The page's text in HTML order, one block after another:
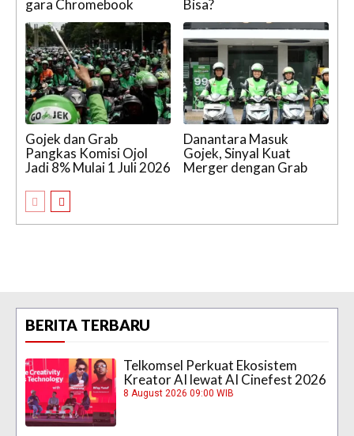
gara Chromebook
Bisa?
Gojek dan Grab
Pangkas Komisi Ojol
Jadi 8% Mulai 1 Juli 2026
Danantara Masuk
Gojek, Sinyal Kuat
Merger dengan Grab
BERITA TERBARU
Telkomsel Perkuat Ekosistem
Kreator AI lewat AI Cinefest 2026
8 August 2026 09:00 WIB